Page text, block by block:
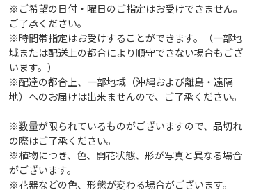
※ご希望の日付・曜日のご指定はお受けできません。
ご了承ください。
※時間帯指定はお受けすることができます。（一部地
域または配送上の都合により順守できない場合もござ
います。）
※配達の都合上、一部地域（沖縄および離島・遠隔
地）へのお届けは出来ませんので、ご了承ください。
※数量が限られているものがございますので、品切れ
の際はご了承ください。
※植物につき、色、開花状態、形が写真と異なる場合
がございます。
※花器などの色、形態が変わる場合がございます。